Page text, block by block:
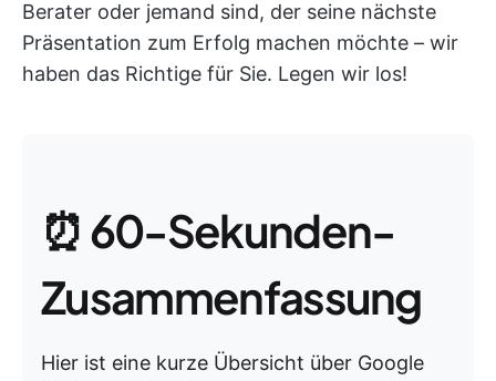
Berater oder jemand sind, der seine nächste
Präsentation zum Erfolg machen möchte – wir
haben das Richtige für Sie. Legen wir los!
⏰ 60-Sekunden-
Zusammenfassung
Hier ist eine kurze Übersicht über Google